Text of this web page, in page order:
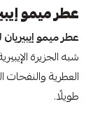
عطر ميمو
عطر ميمو إيبيريان
شبه الجزيرة
العطرية
طويلًا.